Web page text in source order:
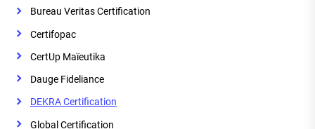
Bureau Veritas Certification
Certifopac
CertUp Maïeutika
Dauge Fideliance
DEKRA Certification
Global Certification